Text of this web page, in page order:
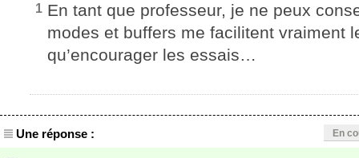
1 En tant que professeur, je ne peux
modes et buffers me facilitent vraiment
qu’encourager les essais…
Une réponse : En